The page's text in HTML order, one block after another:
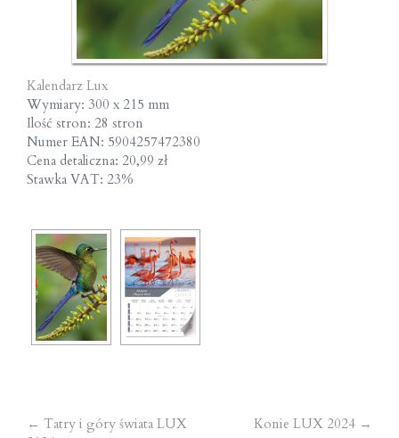
Kalendarz Lux
Wymiary: 300 x 215 mm
Ilość stron: 28 stron
Numer EAN: 5904257472380
Cena detaliczna: 20,99 zł
Stawka VAT: 23%
← Tatry i góry świata LUX
Konie LUX 2024 →